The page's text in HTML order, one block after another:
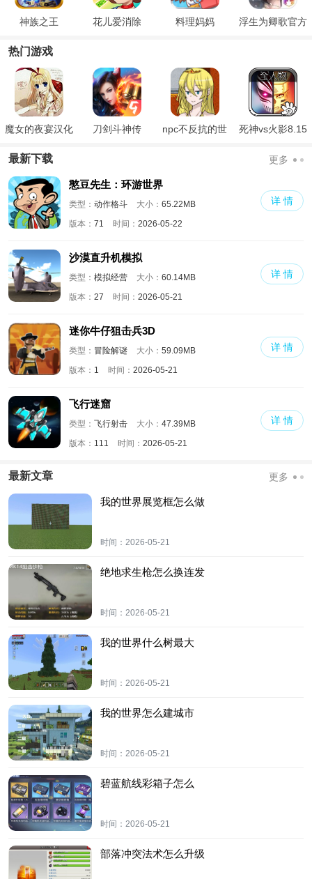
神族之王 花儿爱消除 料理妈妈
浮生为卿歌官方
热门游戏
魔女的夜宴汉化
刀剑斗神传
npc不反抗的世
死神vs火影8.15
最新下载 更多
憨豆先生：环游世界
类型： 动作格斗 大小： 65.22MB
版本： 71 时间： 2026-05-22
详 情
沙漠直升机模拟
类型： 模拟经营 大小： 60.14MB
版本： 27 时间： 2026-05-21
详 情
迷你牛仔狙击兵3D
类型： 冒险解谜 大小： 59.09MB
版本： 1 时间： 2026-05-21
详 情
飞行迷窟
类型： 飞行射击 大小： 47.39MB
版本： 111 时间： 2026-05-21
详 情
最新文章 更多
我的世界展览框怎么做
时间： 2026-05-21
绝地求生枪怎么换连发
时间： 2026-05-21
我的世界什么树最大
时间： 2026-05-21
我的世界怎么建城市
时间： 2026-05-21
碧蓝航线彩箱子怎么
时间： 2026-05-21
部落冲突法术怎么升级